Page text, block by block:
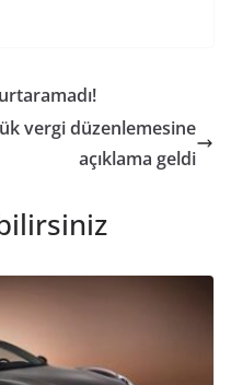
vergi düzenlemesine
açıklama geldi